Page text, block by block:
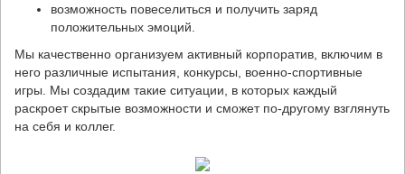
возможность повеселиться и получить заряд
положительных эмоций.
Мы качественно организуем активный корпоратив, включим в
него различные испытания, конкурсы, военно-спортивные
игры. Мы создадим такие ситуации, в которых каждый
раскроет скрытые возможности и сможет по-другому взглянуть
на себя и коллег.